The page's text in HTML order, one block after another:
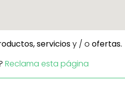
serviciosy / o ofertas.
Reclama esta página